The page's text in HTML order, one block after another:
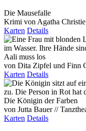
Die Mausefalle
Krimi von Agatha Christie
Karten Details
Aali muss los
von Dita Zipfel und Finn
Karten Details
Die Königin der Farben
von Jutta Bauer //
Karten Details